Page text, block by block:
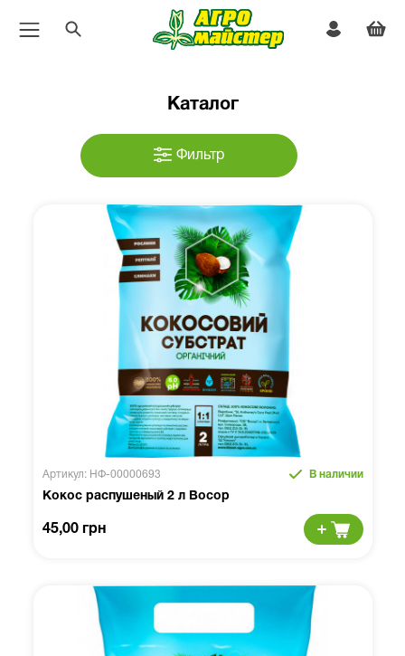
Каталог
Фильтр
Артикул: НФ-00000693 В наличии
Кокос распушеный 2 л Восор
45,00 грн